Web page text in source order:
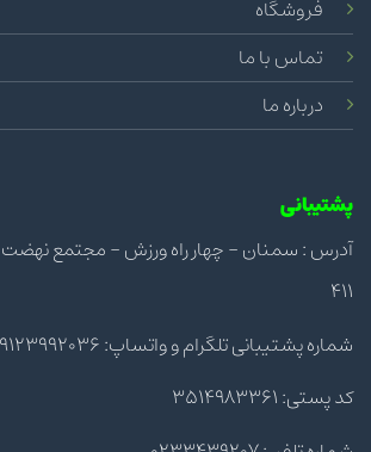
فروشگاه
تماس با ما
درباره ما
پشتیبانی
411
شماره پشتیبانی تلگرام و واتساپ: 09123992036
کد پستی: 3514983361